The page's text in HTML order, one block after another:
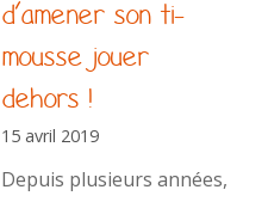
d’amener son ti-
mousse jouer
dehors !
15 avril 2019
Depuis plusieurs années,